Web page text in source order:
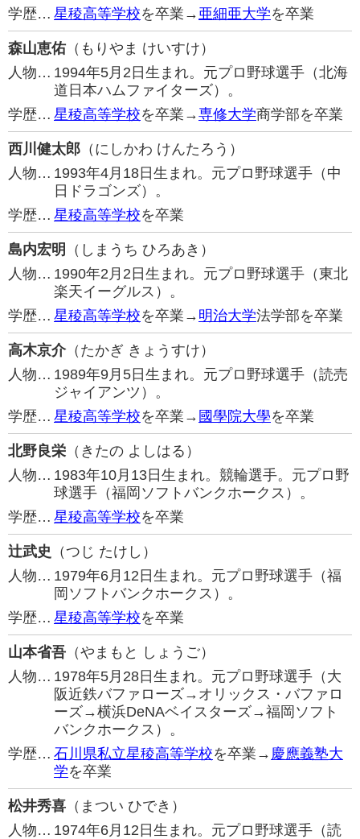
学歴… 星稜高等学校を卒業→ 亜細亜大学を卒業
森山恵佑 （もりやま けいすけ）
人物… 1994年5月2日生まれ。元プロ野球選手（北海
道日本ハムファイターズ）。
学歴… 星稜高等学校を卒業→専修大学商学部を卒業
西川健太郎 （にしかわ けんたろう）
人物… 1993年4月18日生まれ。元プロ野球選手（中
日ドラゴンズ）。
学歴… 星稜高等学校を卒業
島内宏明
（しまうち ひろあき）
人物… 1990年2月2日生まれ。元プロ野球選手（東北
楽天イーグルス）。
学歴… 星稜高等学校を卒業→ 明治大学法学部を卒業
高木京介（たかぎ きょうすけ）
人物… 1989年9月5日生まれ。元プロ野球選手（読売
ジャイアンツ）。
学歴… 星稜高等学校を卒業→ 國學院大學を卒業
北野良栄 （きたの よしはる）
人物… 1983年10月13日生まれ。競輪選手。元プロ野
球選手（福岡ソフトバンクホークス）。
学歴… 星稜高等学校を卒業
辻武史 （つじ たけし）
人物… 1979年6月12日生まれ。元プロ野球選手（福
岡ソフトバンクホークス）。
学歴… 星稜高等学校を卒業
山本省吾 （やまもと しょうご）
人物… 1978年5月28日生まれ。元プロ野球選手（大
阪近鉄バファローズ→オリックス・バファロ
ーズ→横浜DeNAベイスターズ→福岡ソフト
バンクホークス）。
学歴… 石川県私立星稜高等学校を卒業→ 慶應義塾大
学を卒業
松井秀喜 （まつい ひでき）
人物… 1974年6月12日生まれ。元プロ野球選手（読